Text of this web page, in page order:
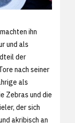
ihn
und als
der
nach seiner
als
Zebras und die
der sich
akribisch an